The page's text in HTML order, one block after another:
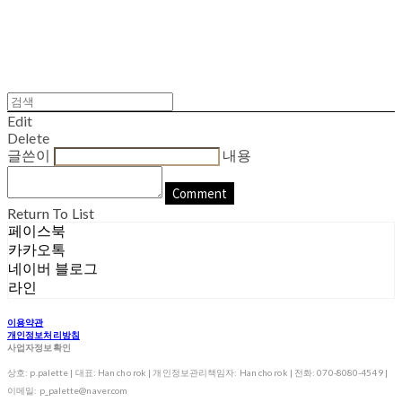
Edit
Delete
글쓴이
내용
Comment
Return To List
페이스북
카카오톡
네이버 블로그
라인
이용약관
개인정보처리방침
사업자정보확인
상호: p.palette | 대표: Han cho rok | 개인정보관리책임자: Han cho rok | 전화: 070-8080-4549 |
이메일: p_palette@naver.com